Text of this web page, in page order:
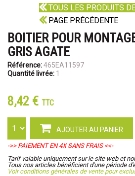
TOUS LES PRODUITS
PAGE PRÉCÉDENTE
BOITIER POUR
GRIS AGATE
Référence:465EA11597
Quantité livrée: 1
8,42 € TTC
AJOUTER AU PANIER
->> PAIEMENT EN 4X SANS FRAIS <<-
Tarif valable uniquement sur le site web et
Tous nos articles bénéficient d'une période
Voir conditions générales de vente pour